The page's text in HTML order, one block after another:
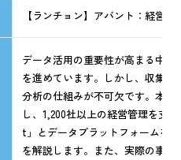
【ランチョン】アバント：経営
データ活用の重要性が高まる中
を進めています。しかし、収集
分析の仕組みが不可欠です。本
し、1,200社以上の経営管理を支
t」とデータプラットフォームを
を解説します。また、実際の事